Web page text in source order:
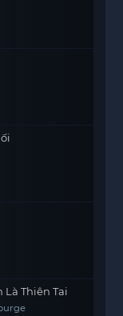
Là Thiên Tai